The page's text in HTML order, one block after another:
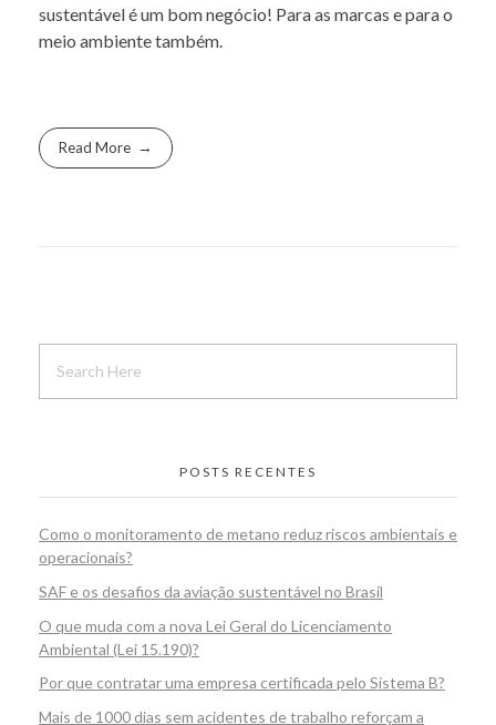
sustentável é um bom negócio! Para as marcas e para o
meio ambiente também.
Read More
POSTS RECENTES
Como o monitoramento de metano reduz riscos ambientais e
operacionais?
SAF e os desafios da aviação sustentável no Brasil
O que muda com a nova Lei Geral do Licenciamento
Ambiental (Lei 15.190)?
Por que contratar uma empresa certificada pelo Sistema B?
Mais de 1000 dias sem acidentes de trabalho reforçam a